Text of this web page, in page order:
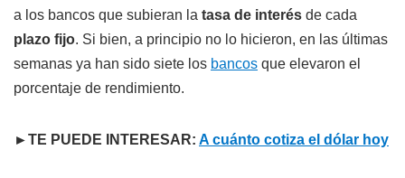
a los bancos que subieran la tasa de interés de cada
plazo fijo. Si bien, a principio no lo hicieron, en las últimas
semanas ya han sido siete los bancos que elevaron el
porcentaje de rendimiento.
►TE PUEDE INTERESAR: A cuánto cotiza el dólar hoy